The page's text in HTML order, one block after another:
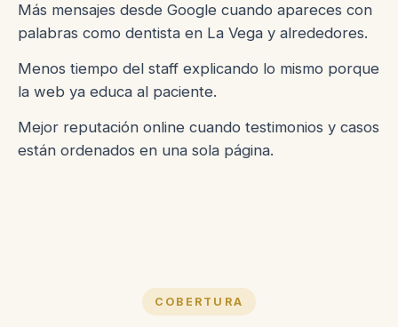
Más mensajes desde Google cuando apareces con
palabras como dentista en La Vega y alrededores.
Menos tiempo del staff explicando lo mismo porque
la web ya educa al paciente.
Mejor reputación online cuando testimonios y casos
están ordenados en una sola página.
COBERTURA